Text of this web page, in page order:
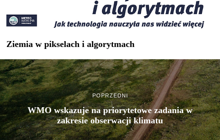
Ziemia w pikselach i algorytmach
POPRZEDNI
WMO wskazuje na priorytetowe zadania w
zakresie obserwacji klimatu